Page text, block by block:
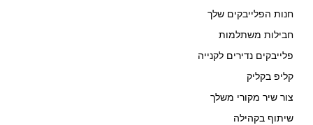
חנות הפלייבקים שלך
חבילות משתלמות
פלייבקים נדירים לקנייה
קליפ בקליק
צור שיר מקורי משלך
שיתוף בקהילה